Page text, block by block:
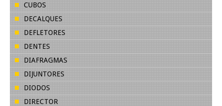
CUBOS
DECALQUES
DEFLETORES
DENTES
DIAFRAGMAS
DIJUNTORES
DIODOS
DIRECTOR